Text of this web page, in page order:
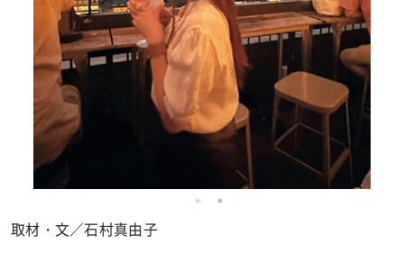
取材・文／石村真由子